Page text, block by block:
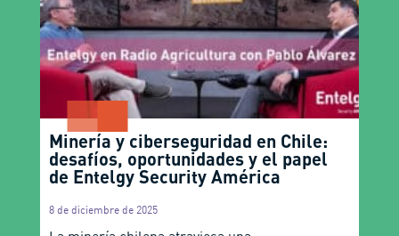
Ver todas las noticias